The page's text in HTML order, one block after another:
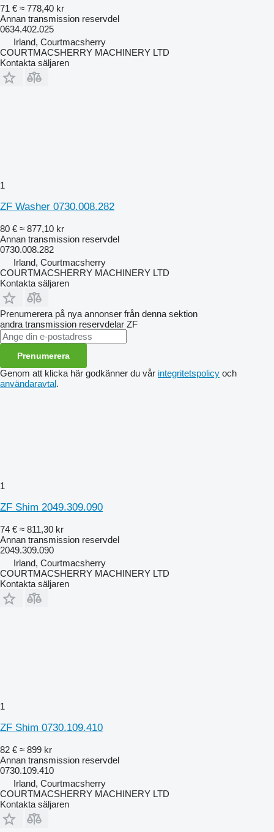
71 € ≈ 778,40 kr
Annan transmission reservdel
0634.402.025
Irland, Courtmacsherry
COURTMACSHERRY MACHINERY LTD
Kontakta säljaren
1
ZF Washer 0730.008.282
80 € ≈ 877,10 kr
Annan transmission reservdel
0730.008.282
Irland, Courtmacsherry
COURTMACSHERRY MACHINERY LTD
Kontakta säljaren
Prenumerera på nya annonser från denna sektion
andra transmission reservdelar ZF
Prenumerera
Genom att klicka här godkänner du vår integritetspolicy och
användaravtal.
1
ZF Shim 2049.309.090
74 € ≈ 811,30 kr
Annan transmission reservdel
2049.309.090
Irland, Courtmacsherry
COURTMACSHERRY MACHINERY LTD
Kontakta säljaren
1
ZF Shim 0730.109.410
82 € ≈ 899 kr
Annan transmission reservdel
0730.109.410
Irland, Courtmacsherry
COURTMACSHERRY MACHINERY LTD
Kontakta säljaren